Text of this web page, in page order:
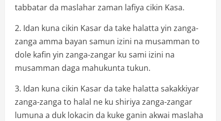
tabbatar da maslahar zaman lafiya cikin Kasa.
2. Idan kuna cikin Kasar da take halatta yin zanga-
zanga amma bayan samun izini na musamman to
dole kafin yin zanga-zangar ku sami izini na
musamman daga mahukunta tukun.
3. Idan kuna cikin Kasar da take halatta sakakkiyar
zanga-zanga to halal ne ku shiriya zanga-zangar
lumuna a duk lokacin da kuke ganin akwai maslaha